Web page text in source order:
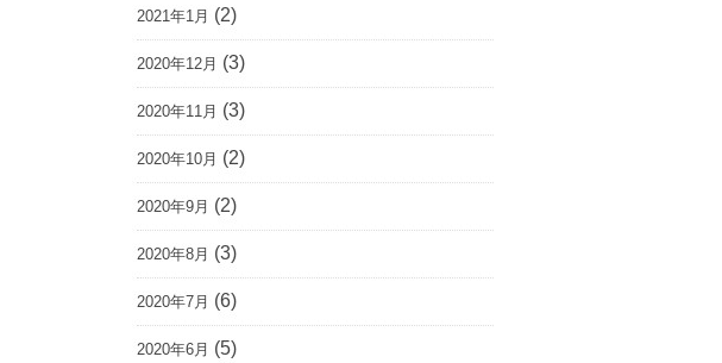
2021年1月 (2)
2020年12月 (3)
2020年11月 (3)
2020年10月 (2)
2020年9月 (2)
2020年8月 (3)
2020年7月 (6)
2020年6月 (5)